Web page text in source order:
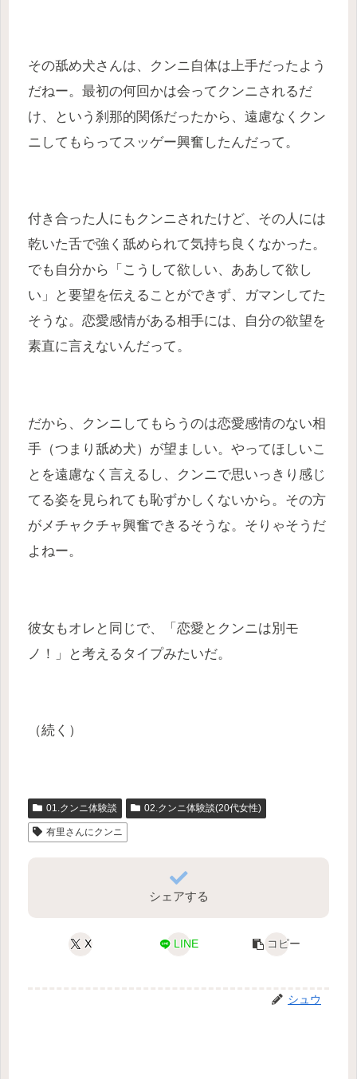
その舐め犬さんは、クンニ自体は上手だったよう
だねー。最初の何回かは会ってクンニされるだ
け、という刹那的関係だったから、遠慮なくクン
ニしてもらってスッゲー興奮したんだって。
付き合った人にもクンニされたけど、その人には
乾いた舌で強く舐められて気持ち良くなかった。
でも自分から「こうして欲しい、ああして欲し
い」と要望を伝えることができず、ガマンしてた
そうな。恋愛感情がある相手には、自分の欲望を
素直に言えないんだって。
だから、クンニしてもらうのは恋愛感情のない相
手（つまり舐め犬）が望ましい。やってほしいこ
とを遠慮なく言えるし、クンニで思いっきり感じ
てる姿を見られても恥ずかしくないから。その方
がメチャクチャ興奮できるそうな。そりゃそうだ
よねー。
彼女もオレと同じで、「恋愛とクンニは別モ
ノ！」と考えるタイプみたいだ。
（続く）
01.クンニ体験談 02.クンニ体験談(20代女性)
有里さんにクンニ
シェアする
X LINE コピー
シュウ